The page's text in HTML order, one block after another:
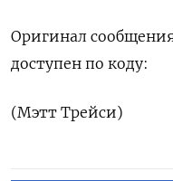
Оригинал
доступен по коду:
(Мэтт Трейси)